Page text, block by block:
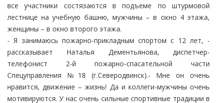
все участники состязаются в подъеме по штурмовой
лестнице на учебную башню, мужчины – в окно 4 этажа,
женщины – в окно второго этажа.
- Я занимаюсь пожарно-прикладным спортом с 12 лет, -
рассказывает Наталья Дементьянова, диспетчер-
телефонист 2-й пожарно-спасательной части
Спецуправления №18 (г.Северодвинск).- Мне он очень
нравится, движение – жизнь! Да и коллеги-мужчины очень
мотивируются. У нас очень сильные спортивные традиции в